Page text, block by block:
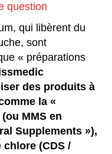
question
des comprimés
qui libèrent du
sont
« préparations
des produits à
la «
MMS en
Supplements »),
(CDS /